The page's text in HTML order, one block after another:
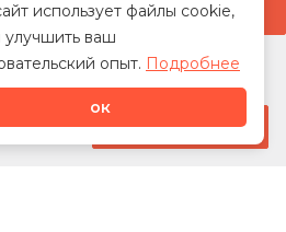
использует файлы cookie,
улучшить ваш
опыт. Подробнее
ок
персональных данных
рекламных рассылок от
Стать дилером